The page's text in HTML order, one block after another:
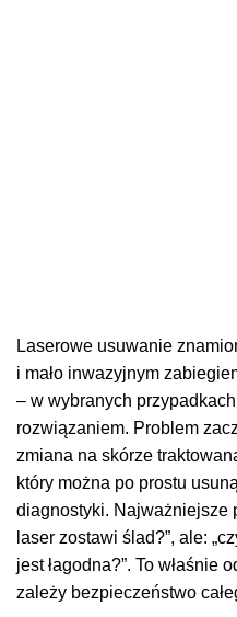
Laserowe usuwanie
i mało inwazyjnym
– w wybranych
rozwiązaniem. Problem
zmiana na skórze
który można po prostu
diagnostyki. Najważniejsze
laser zostawi ślad?”, ale:
jest łagodna?”. To właśnie
zależy bezpieczeństwo